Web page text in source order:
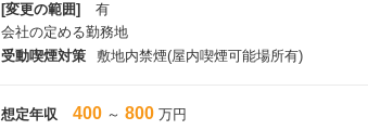
[変更の範囲]
有
会社の定める勤務地
受動喫煙対策
敷地内禁煙(屋内喫煙可能場所有)
想定年収 400 ～ 800 万円